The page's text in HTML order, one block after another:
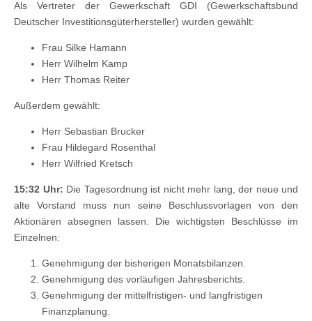
Als Vertreter der Gewerkschaft GDI (Gewerkschaftsbund
Deutscher Investitionsgüterhersteller) wurden gewählt:
Frau Silke Hamann
Herr Wilhelm Kamp
Herr Thomas Reiter
Außerdem gewählt:
Herr Sebastian Brucker
Frau Hildegard Rosenthal
Herr Wilfried Kretsch
15:32 Uhr: Die Tagesordnung ist nicht mehr lang, der neue und
alte Vorstand muss nun seine Beschlussvorlagen von den
Aktionären absegnen lassen. Die wichtigsten Beschlüsse im
Einzelnen:
Genehmigung der bisherigen Monatsbilanzen.
Genehmigung des vorläufigen Jahresberichts.
Genehmigung der mittelfristigen- und langfristigen
Finanzplanung.